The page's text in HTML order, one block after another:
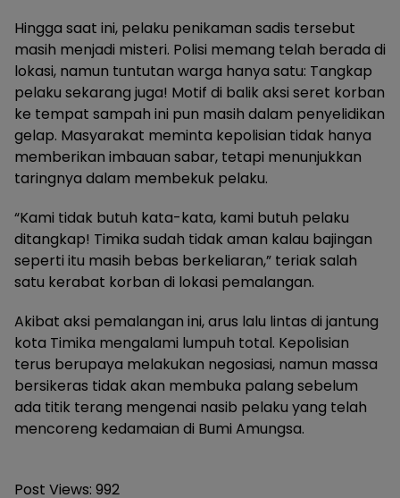
Hingga saat ini, pelaku penikaman sadis tersebut
masih menjadi misteri. Polisi memang telah berada di
lokasi, namun tuntutan warga hanya satu: Tangkap
pelaku sekarang juga! Motif di balik aksi seret korban
ke tempat sampah ini pun masih dalam penyelidikan
gelap. ​Masyarakat meminta kepolisian tidak hanya
memberikan imbauan sabar, tetapi menunjukkan
taringnya dalam membekuk pelaku.
“Kami tidak butuh kata-kata, kami butuh pelaku
ditangkap! Timika sudah tidak aman kalau bajingan
seperti itu masih bebas berkeliaran,” teriak salah
satu kerabat korban di lokasi pemalangan.
​Akibat aksi pemalangan ini, arus lalu lintas di jantung
kota Timika mengalami lumpuh total. Kepolisian
terus berupaya melakukan negosiasi, namun massa
bersikeras tidak akan membuka palang sebelum
ada titik terang mengenai nasib pelaku yang telah
mencoreng kedamaian di Bumi Amungsa.
Post Views: 992